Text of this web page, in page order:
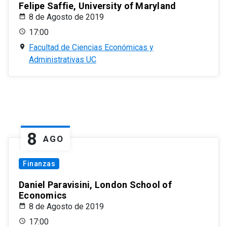
Felipe Saffie, University of Maryland
8 de Agosto de 2019
17:00
Facultad de Ciencias Económicas y
Administrativas UC
8 AGO
Finanzas
Daniel Paravisini, London School of
Economics
8 de Agosto de 2019
17:00